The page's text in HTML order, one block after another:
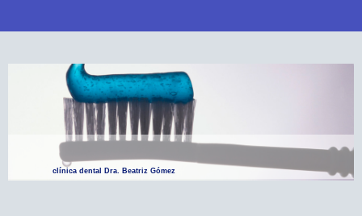
clínica dental Dra. Beatriz Gómez